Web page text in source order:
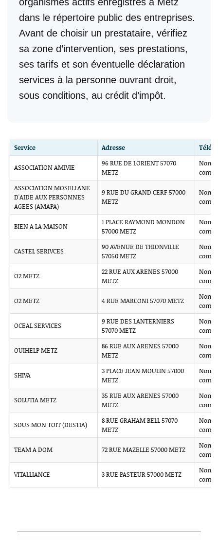
dans le répertoire public des entreprises.
Avant de choisir un prestataire, vérifiez
sa zone d’intervention, ses prestations,
ses tarifs et son éventuelle déclaration
services à la personne ouvrant droit,
sous conditions, au crédit d’impôt.
Service Adresse
ASSOCIATION AMIVIE
96 RUE DE LORIENT 57070
METZ
Non
ASSOCIATION MOSELLANE
D'AIDE AUX PERSONNES
AGEES (AMAPA)
9 RUE DU GRAND CERF 57000
METZ
Non
BIEN A LA MAISON
1 PLACE RAYMOND MONDON
57000 METZ
Non
CASTEL SERIVCES
90 AVENUE DE THIONVILLE
57050 METZ
Non
O2 METZ
22 RUE AUX ARENES 57000
METZ
Non
O2 METZ 4 RUE MARCONI 57070 METZ
Non
OCEAL SERVICES
9 RUE DES LANTERNIERS
57070 METZ
Non
OUIHELP METZ
86 RUE AUX ARENES 57000
METZ
Non
SHIVA
3 PLACE JEAN MOULIN 57000
METZ
Non
SOLUTIA METZ
35 RUE AUX ARENES 57000
METZ
Non
SOUS MON TOIT (DESTIA)
8 RUE GRAHAM BELL 57070
METZ
Non
TEAM A DOM 72 RUE MAZELLE 57000 METZ
Non
VITALLIANCE 3 RUE PASTEUR 57000 METZ
Non